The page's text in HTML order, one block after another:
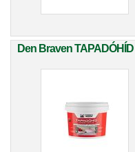
Den Braven